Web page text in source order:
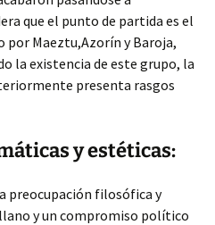
que el punto de partida es el
Maeztu,Azorín y Baroja,
la existencia de este grupo, la
presenta rasgos
y estéticas:
preocupación filosófica y
y un compromiso político